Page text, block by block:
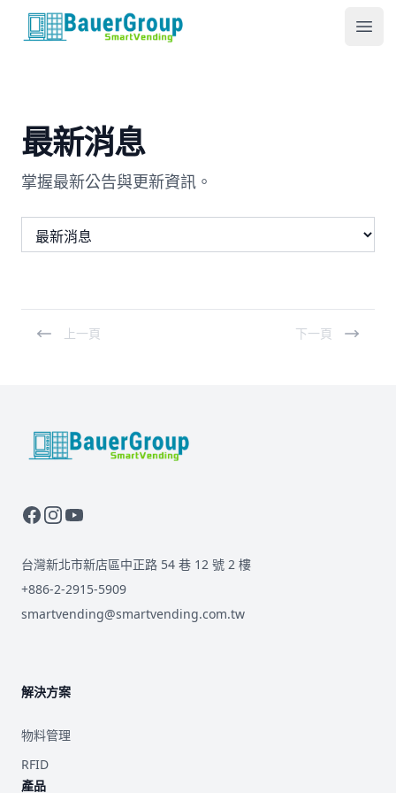
包爾科技
最新消息
掌握最新公告與更新資訊。
上一頁 下一頁
BauerGroup Tech
台灣新北市新店區中正路 54 巷 12 號 2 樓
+886-2-2915-5909
smartvending@smartvending.com.tw
解決方案
物料管理
RFID
產品